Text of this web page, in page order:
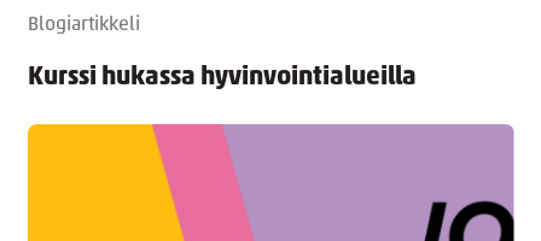
Blogiartikkeli
Kurssi hukassa hyvinvointialueilla